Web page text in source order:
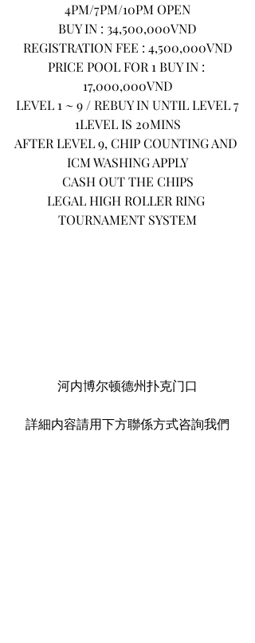
4PM/7PM/10PM OPEN
BUY IN : 34,500,000VND
REGISTRATION FEE : 4,500,000VND
PRICE POOL FOR 1 BUY IN :
17,000,000VND
LEVEL 1 ~ 9 / REBUY IN UNTIL LEVEL 7
1LEVEL IS 20MINS
AFTER LEVEL 9, CHIP COUNTING AND
ICM WASHING APPLY
CASH OUT THE CHIPS
LEGAL HIGH ROLLER RING
TOURNAMENT SYSTEM
河内博尔顿德州扑克门口
詳細内容請用下方聯係方式咨詢我們